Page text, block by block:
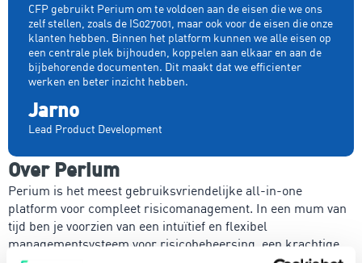
CFP gebruikt Perium om te voldoen aan de eisen die we ons
zelf stellen, zoals de IS027001, maar ook voor de eisen die onze
klanten hebben. Binnen het platform kunnen we alle eisen op
een centrale plek bijhouden, koppelen aan elkaar en aan de
bijbehorende documenten. Dit maakt dat we efficienter
werken en beter inzicht hebben.
Jarno
Lead Product Development
Over Perium
Perium is het meest gebruiksvriendelijke all-in-one
platform voor compleet risicomanagement. In een mum van
tijd ben je voorzien van een intuïtief en flexibel
managementsysteem voor risicobeheersing, een krachtige